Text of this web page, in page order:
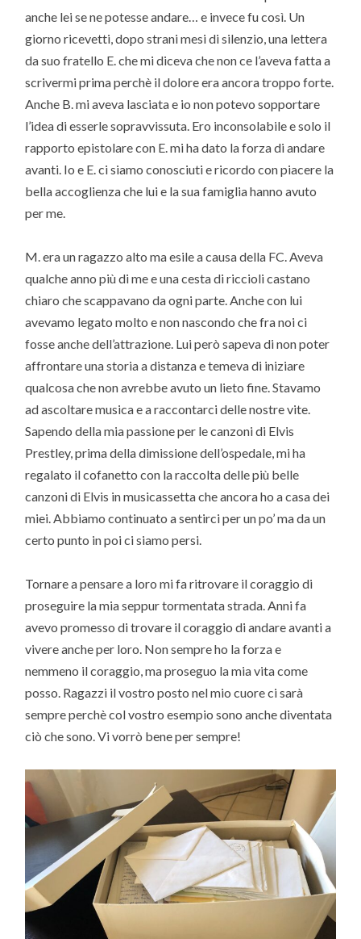
anche lei se ne potesse andare… e invece fu così. Un
giorno ricevetti, dopo strani mesi di silenzio, una lettera
da suo fratello E. che mi diceva che non ce l’aveva fatta a
scrivermi prima perchè il dolore era ancora troppo forte.
Anche B. mi aveva lasciata e io non potevo sopportare
l’idea di esserle sopravvissuta. Ero inconsolabile e solo il
rapporto epistolare con E. mi ha dato la forza di andare
avanti. Io e E. ci siamo conosciuti e ricordo con piacere la
bella accoglienza che lui e la sua famiglia hanno avuto
per me.
M. era un ragazzo alto ma esile a causa della FC. Aveva
qualche anno più di me e una cesta di riccioli castano
chiaro che scappavano da ogni parte. Anche con lui
avevamo legato molto e non nascondo che fra noi ci
fosse anche dell’attrazione. Lui però sapeva di non poter
affrontare una storia a distanza e temeva di iniziare
qualcosa che non avrebbe avuto un lieto fine. Stavamo
ad ascoltare musica e a raccontarci delle nostre vite.
Sapendo della mia passione per le canzoni di Elvis
Prestley, prima della dimissione dell’ospedale, mi ha
regalato il cofanetto con la raccolta delle più belle
canzoni di Elvis in musicassetta che ancora ho a casa dei
miei. Abbiamo continuato a sentirci per un po’ ma da un
certo punto in poi ci siamo persi.
Tornare a pensare a loro mi fa ritrovare il coraggio di
proseguire la mia seppur tormentata strada. Anni fa
avevo promesso di trovare il coraggio di andare avanti a
vivere anche per loro. Non sempre ho la forza e
nemmeno il coraggio, ma proseguo la mia vita come
posso. Ragazzi il vostro posto nel mio cuore ci sarà
sempre perchè col vostro esempio sono anche diventata
ciò che sono. Vi vorrò bene per sempre!